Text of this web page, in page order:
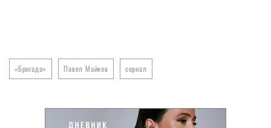
«Бригада» Павел Майков сериал